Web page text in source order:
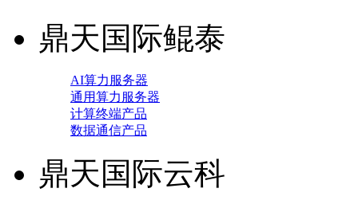
鼎天国际鲲泰
AI算力服务器
通用算力服务器
计算终端产品
数据通信产品
鼎天国际云科